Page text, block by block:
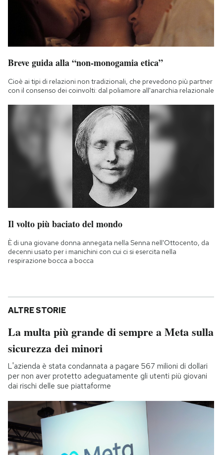
Breve guida alla “non-monogamia etica”
Cioè ai tipi di relazioni non tradizionali, che prevedono più partner
con il consenso dei coinvolti: dal poliamore all'anarchia relazionale
Il volto più baciato del mondo
È di una giovane donna annegata nella Senna nell'Ottocento, da
decenni usato per i manichini con cui ci si esercita nella
respirazione bocca a bocca
ALTRE STORIE
La multa più grande di sempre a Meta sulla
sicurezza dei minori
L'azienda è stata condannata a pagare 567 milioni di dollari
per non aver protetto adeguatamente gli utenti più giovani
dai rischi delle sue piattaforme